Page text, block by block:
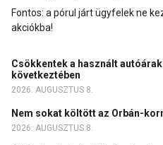
Fontos: a pórul járt ügyfelek ne
akciókba!
Csökkentek a használt
következtében
2026. AUGUSZTUS 8.
Nem sokat költött az Orbán-
2026. AUGUSZTUS 8.